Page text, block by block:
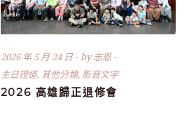
2026 年 5 月 24 日 by志恩
主日證道, 其他分類, 影音文字
2026 高雄歸正退修會